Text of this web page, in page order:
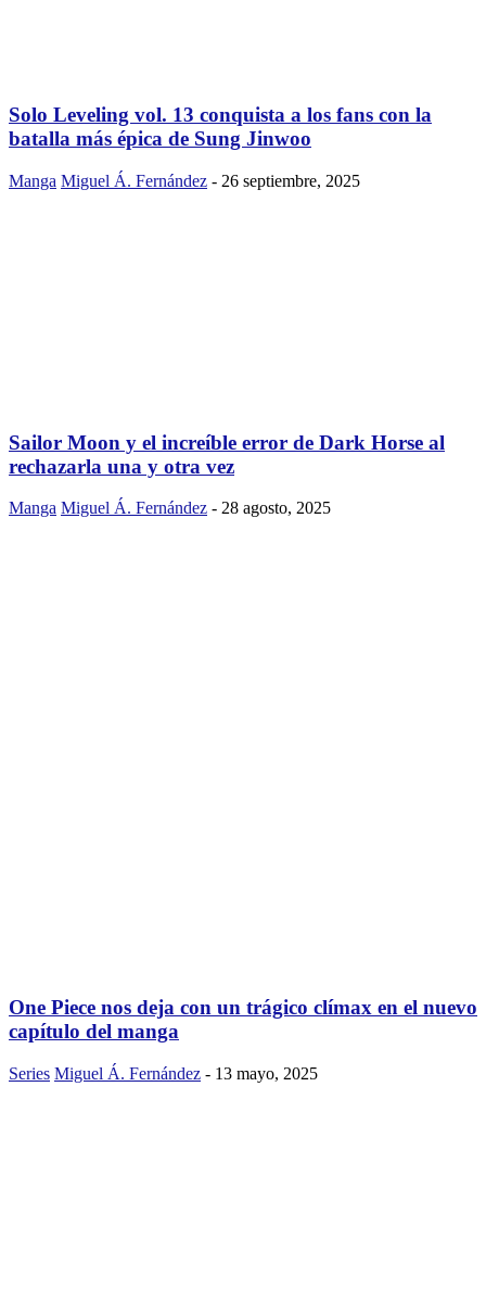
Solo Leveling vol. 13 conquista a los fans con la
batalla más épica de Sung Jinwoo
Manga Miguel Á. Fernández - 26 septiembre, 2025
Sailor Moon y el increíble error de Dark Horse al
rechazarla una y otra vez
Manga Miguel Á. Fernández - 28 agosto, 2025
One Piece nos deja con un trágico clímax en el nuevo
capítulo del manga
Series Miguel Á. Fernández - 13 mayo, 2025